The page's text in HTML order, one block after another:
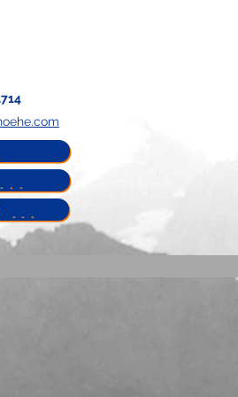
...
...